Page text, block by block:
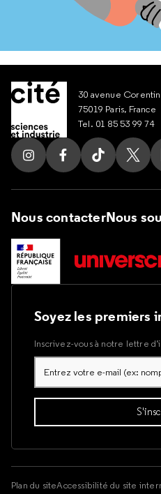
30 avenue
75019 Paris, France
Tel. 01 85 53 99 74
Suivez nous sur
Suivez nous sur
Suivez
Nous contacterNous
Soyez les premiers
Inscrivez-vous à notre lettre
Plan du siteAccessibilité du site